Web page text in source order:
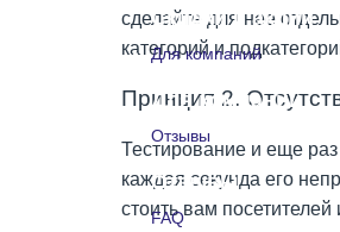
Скидки и акции
Для компаний
Для компаний
Отзывы
Отзывы
FAQ
сделайте для нее
категорий и
Принцип 2.
Тестирование и еще
каждая секунда его
стоить вам